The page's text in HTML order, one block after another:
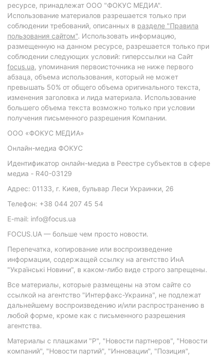
ресурсе, принадлежат ООО "ФОКУС МЕДИА".
Использование материалов разрешается только при
соблюдении требований, описанных в разделе "Правила
пользования сайтом". Использовать информацию,
размещенную на данном ресурсе, разрешается только при
соблюдении следующих условий: гиперссылки на Сайт
focus.ua, упоминания первоисточника не ниже первого
абзаца, объема использования, который не может
превышать 50% от общего объема оригинального текста,
изменения заголовка и лида материала. Использование
большего объема текста возможно только при условии
получения письменного разрешения Компании.
ООО «ФОКУС МЕДИА»
Онлайн-медиа ФОКУС
Идентификатор онлайн-медиа в Реестре субъектов в сфере
медиа - R40-03129
Адрес: 01133, г. Киев, бульвар Леси Украинки, 26
Телефон: +38 044 207 45 54
E-mail: info@focus.ua
FOCUS.UA — больше чем просто новости.
Перепечатка, копирование или воспроизведение
информации, содержащей ссылку на агентство ИнА
"Українські Новини", в каком-либо виде строго запрещены.
Все материалы, которые размещены на этом сайте со
ссылкой на агентство "Интерфакс-Украина", не подлежат
дальнейшему воспроизведению и/или распространению в
любой форме, кроме как с письменного разрешения
агентства.
Материалы с плашками "Р", "Новости партнеров", "Новости
компаний", "Новости партий", "Инновации", "Позиция",